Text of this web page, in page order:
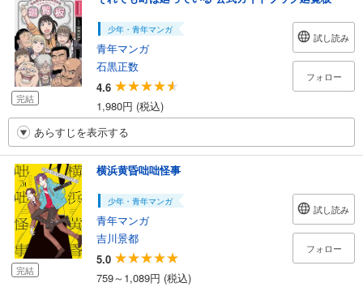
完結
少年・青年マンガ
青年マンガ
石黒正数
4.6
1,980円 (税込)
試し読み
フォロー
あらすじを表示する
完結
横浜黄昏咄咄怪事
少年・青年マンガ
青年マンガ
吉川景都
5.0
759～1,089円 (税込)
試し読み
フォロー